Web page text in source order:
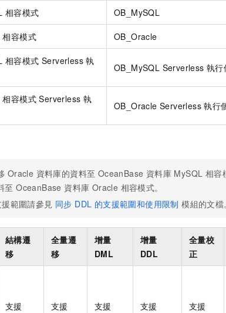
相容模式 OB_MySQL
容模式 OB_Oracle
相容模式 Serverless 執
OB_MySQL Serverless 執行
容模式 Serverless 執
OB_Oracle Serverless 執行
Oracle 資料庫的資料至 OceanBase 資料庫 MySQL 相容
至 OceanBase 資料庫 Oracle 相容模式。
範圍請參見 同步 DDL 的支援範圍和使用限制 模組的文檔
結構遷
移
全量遷
移
增量
DML
增量
DDL
全量校
正
支援 支援 支援 支援 支援